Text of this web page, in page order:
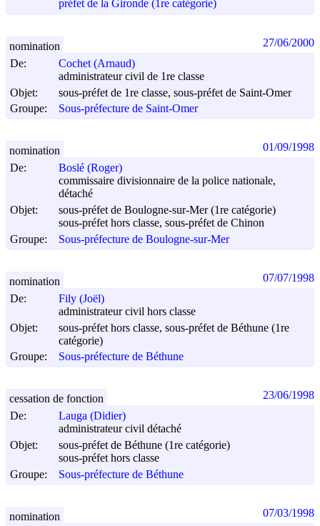
préfet de la Gironde (1re catégorie)
De:
Cochet (Arnaud)
administrateur civil de 1re classe
Objet:
sous-préfet de 1re classe, sous-préfet de Saint-Omer
Groupe:
Sous-préfecture de Saint-Omer
nomination 27/06/2000
De:
Boslé (Roger)
commissaire divisionnaire de la police nationale,
détaché
Objet:
sous-préfet de Boulogne-sur-Mer (1re catégorie)
sous-préfet hors classe, sous-préfet de Chinon
Groupe:
Sous-préfecture de Boulogne-sur-Mer
nomination 01/09/1998
De:
Fily (Joël)
administrateur civil hors classe
Objet:
sous-préfet hors classe, sous-préfet de Béthune (1re
catégorie)
Groupe:
Sous-préfecture de Béthune
nomination 07/07/1998
De:
Lauga (Didier)
administrateur civil détaché
Objet:
sous-préfet de Béthune (1re catégorie)
sous-préfet hors classe
Groupe:
Sous-préfecture de Béthune
cessation de fonction 23/06/1998
nomination 07/03/1998